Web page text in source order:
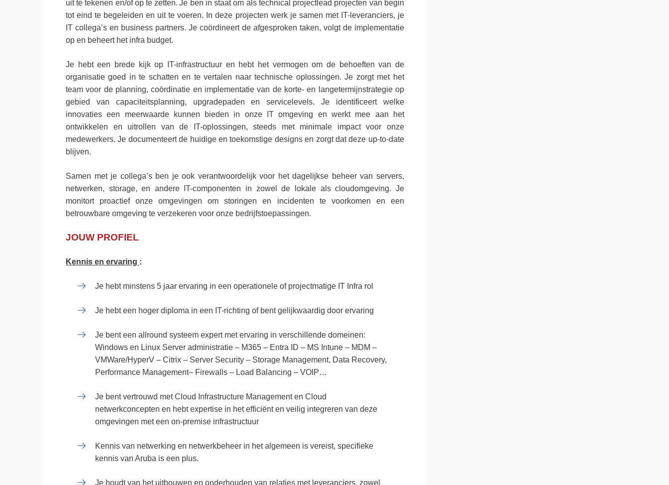
uit te tekenen en/of op te zetten. Je ben in staat om als technical projectlead projecten van begin
tot eind te begeleiden en uit te voeren. In deze projecten werk je samen met IT-leveranciers, je
IT collega’s en business partners. Je coördineert de afgesproken taken, volgt de implementatie
op en beheert het infra budget.
Je hebt een brede kijk op IT-infrastructuur en hebt het vermogen om de behoeften van de
organisatie goed in te schatten en te vertalen naar technische oplossingen. Je zorgt met het
team voor de planning, coördinatie en implementatie van de korte- en langetermijnstrategie op
gebied van capaciteitsplanning, upgradepaden en servicelevels. Je identificeert welke
innovaties een meerwaarde kunnen bieden in onze IT omgeving en werkt mee aan het
ontwikkelen en uitrollen van de IT-oplossingen, steeds met minimale impact voor onze
medewerkers. Je documenteert de huidige en toekomstige designs en zorgt dat deze up-to-date
blijven.
Samen met je collega’s ben je ook verantwoordelijk voor het dagelijkse beheer van servers,
netwerken, storage, en andere IT-componenten in zowel de lokale als cloudomgeving. Je
monitort proactief onze omgevingen om storingen en incidenten te voorkomen en een
betrouwbare omgeving te verzekeren voor onze bedrijfstoepassingen.
JOUW PROFIEL
Kennis en ervaring :
Je hebt minstens 5 jaar ervaring in een operationele of projectmatige IT Infra rol
Je hebt een hoger diploma in een IT-richting of bent gelijkwaardig door ervaring
Je bent een allround systeem expert met ervaring in verschillende domeinen:
Windows en Linux Server administratie – M365 – Entra ID – MS Intune – MDM –
VMWare/HyperV – Citrix – Server Security – Storage Management, Data Recovery,
Performance Management– Firewalls – Load Balancing – VOIP…
Je bent vertrouwd met Cloud Infrastructure Management en Cloud
netwerkconcepten en hebt expertise in het efficiënt en veilig integreren van deze
omgevingen met een on-premise infrastructuur
Kennis van netwerking en netwerkbeheer in het algemeen is vereist, specifieke
kennis van Aruba is een plus.
Je houdt van het uitbouwen en onderhouden van relaties met leveranciers, zowel